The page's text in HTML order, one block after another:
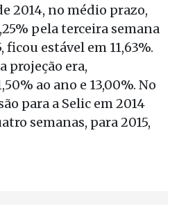
2014, no médio prazo,
pela terceira semana
ficou estável em 11,63%.
projeção era,
ao ano e 13,00%. No
para a Selic em 2014
semanas, para 2015,